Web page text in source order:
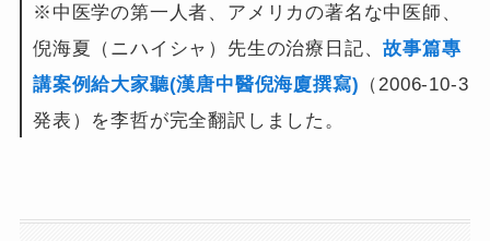
※中医学の第一人者、アメリカの著名な中医師、
倪海夏（ニハイシャ）先生の治療日記、故事篇專
講案例給大家聽(漢唐中醫倪海廈撰寫) （2006-10-3
発表）を李哲が完全翻訳しました。